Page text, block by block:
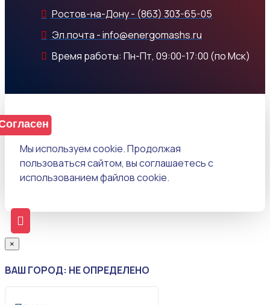
Ростов-на-Дону - (863) 303-65-05
Эл.почта - info@energomashs.ru
Время работы: Пн-Пт, 09:00-17:00 (по Мск)
Мы используем cookie. Продолжая
пользоваться сайтом, вы соглашаетесь с
использованием файлов cookie.
×
ВАШ ГОРОД: НЕ ОПРЕДЕЛЕНО